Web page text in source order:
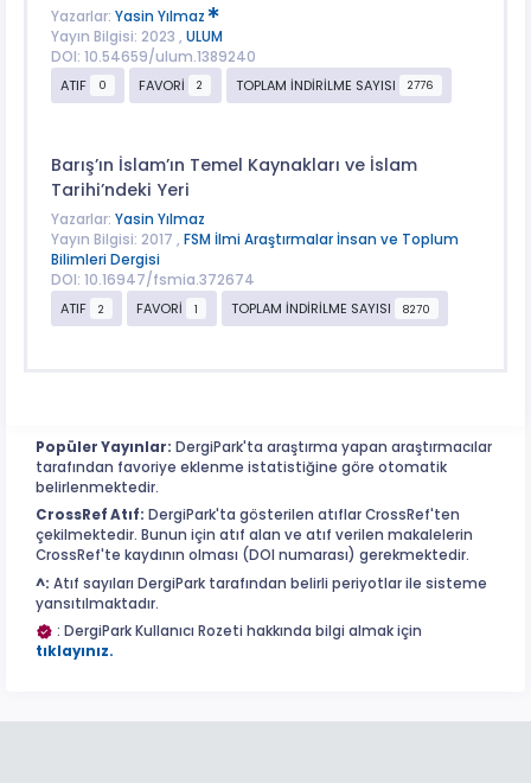
Yazarlar: Yasin Yılmaz
Yayın Bilgisi: 2023 , ULUM
DOI: 10.54659/ulum.1389240
ATIF
0 FAVORİ 2 TOPLAM İNDİRİLME SAYISI 2776
Barış’ın İslam’ın Temel Kaynakları ve İslam
Tarihi’ndeki Yeri
Yazarlar: Yasin Yılmaz
Yayın Bilgisi: 2017 , FSM İlmi Araştırmalar İnsan ve Toplum
Bilimleri Dergisi
DOI: 10.16947/fsmia.372674
ATIF
2 FAVORİ 1 TOPLAM İNDİRİLME SAYISI 8270
Popüler Yayınlar: DergiPark'ta araştırma yapan araştırmacılar
tarafından favoriye eklenme istatistiğine göre otomatik
belirlenmektedir.
CrossRef Atıf: DergiPark'ta gösterilen atıflar CrossRef'ten
çekilmektedir. Bunun için atıf alan ve atıf verilen makalelerin
CrossRef'te kaydının olması (DOI numarası) gerekmektedir.
^: Atıf sayıları DergiPark tarafından belirli periyotlar ile sisteme
yansıtılmaktadır.
: DergiPark Kullanıcı Rozeti hakkında bilgi almak için
tıklayınız.